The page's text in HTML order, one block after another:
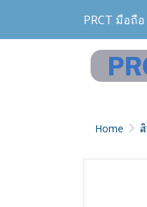
PRCT มือถือ
Home